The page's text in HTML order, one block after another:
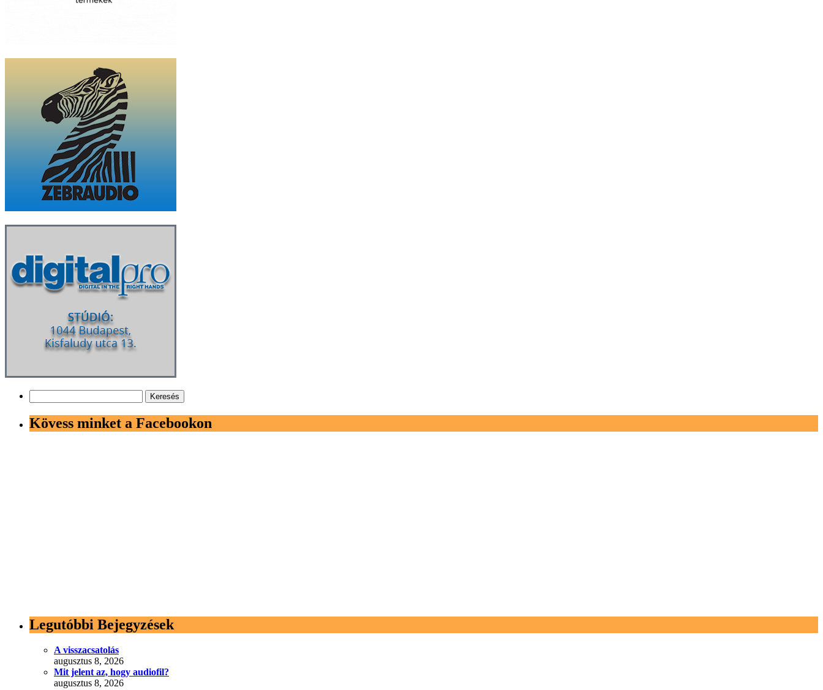
Kövess minket a Facebookon
Legutóbbi Bejegyzések
A visszacsatolás
augusztus 8, 2026
Mit jelent az, hogy audiofil?
augusztus 8, 2026